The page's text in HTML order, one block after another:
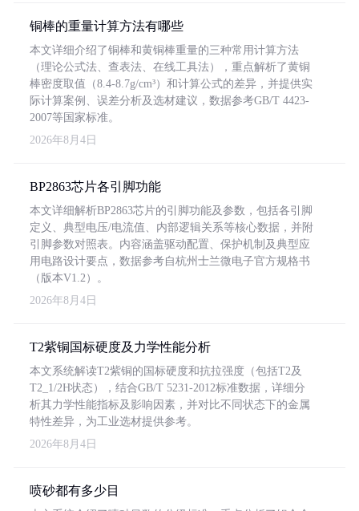
铜棒的重量计算方法有哪些
本文详细介绍了铜棒和黄铜棒重量的三种常用计算方法
（理论公式法、查表法、在线工具法），重点解析了黄铜
棒密度取值（8.4-8.7g/cm³）和计算公式的差异，并提供实
际计算案例、误差分析及选材建议，数据参考GB/T 4423-
2007等国家标准。
2026年8月4日
BP2863芯片各引脚功能
本文详细解析BP2863芯片的引脚功能及参数，包括各引脚
定义、典型电压/电流值、内部逻辑关系等核心数据，并附
引脚参数对照表。内容涵盖驱动配置、保护机制及典型应
用电路设计要点，数据参考自杭州士兰微电子官方规格书
（版本V1.2）。
2026年8月4日
T2紫铜国标硬度及力学性能分析
本文系统解读T2紫铜的国标硬度和抗拉强度（包括T2及
T2_1/2H状态），结合GB/T 5231-2012标准数据，详细分
析其力学性能指标及影响因素，并对比不同状态下的金属
特性差异，为工业选材提供参考。
2026年8月4日
喷砂都有多少目